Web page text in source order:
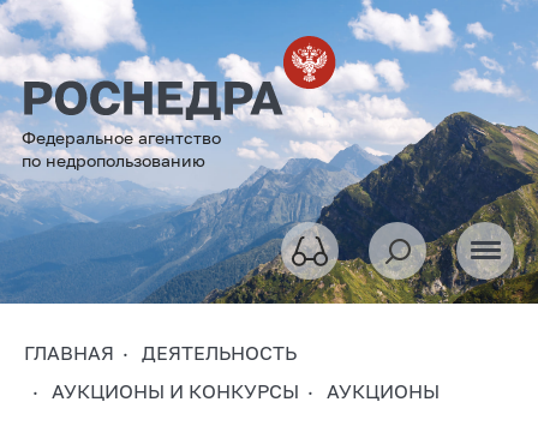
Федеральное агентство
по недропользованию
ГЛАВНАЯ
ДЕЯТЕЛЬНОСТЬ
АУКЦИОНЫ И КОНКУРСЫ
АУКЦИОНЫ